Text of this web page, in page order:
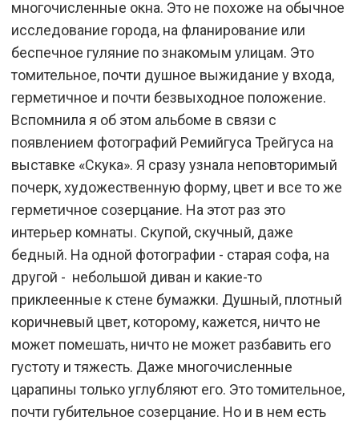
многочисленные окна. Это не похоже на обычное
исследование города, на фланирование или
беспечное гуляние по знакомым улицам. Это
томительное, почти душное выжидание у входа,
герметичное и почти безвыходное положение.
Вспомнила я об этом альбоме в связи с
появлением фотографий Ремийгуса Трейгуса на
выставке «Скука». Я сразу узнала неповторимый
почерк, художественную форму, цвет и все то же
герметичное созерцание. На этот раз это
интерьер комнаты. Скупой, скучный, даже
бедный. На одной фотографии - старая софа, на
другой - небольшой диван и какие-то
приклеенные к стене бумажки. Душный, плотный
коричневый цвет, которому, кажется, ничто не
может помешать, ничто не может разбавить его
густоту и тяжесть. Даже многочисленные
царапины только углубляют его. Это томительное,
почти губительное созерцание. Но и в нем есть